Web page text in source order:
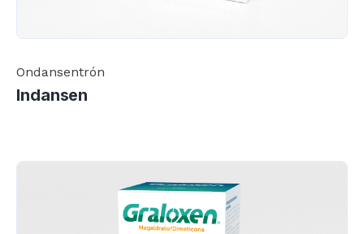
Ondansentrón
Indansen